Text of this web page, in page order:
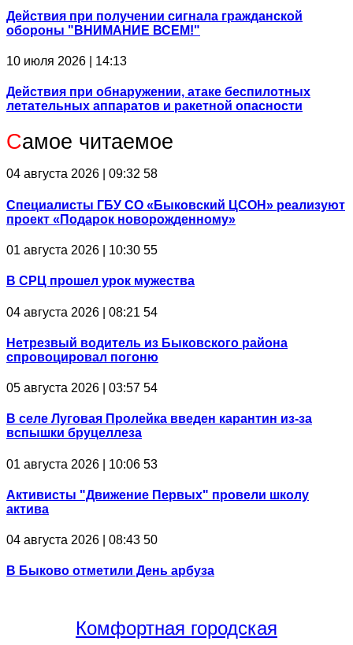
Действия при получении сигнала гражданской
обороны "ВНИМАНИЕ ВСЕМ!"
10 июля 2026 | 14:13
Действия при обнаружении, атаке беспилотных
летательных аппаратов и ракетной опасности
Самое читаемое
04 августа 2026 | 09:32 58
Специалисты ГБУ СО «Быковский ЦСОН» реализуют
проект «Подарок новорожденному»
01 августа 2026 | 10:30 55
В СРЦ прошел урок мужества
04 августа 2026 | 08:21 54
Нетрезвый водитель из Быковского района
спровоцировал погоню
05 августа 2026 | 03:57 54
В селе Луговая Пролейка введен карантин из-за
вспышки бруцеллеза
01 августа 2026 | 10:06 53
Активисты "Движение Первых" провели школу
актива
04 августа 2026 | 08:43 50
В Быково отметили День арбуза
Комфортная городская